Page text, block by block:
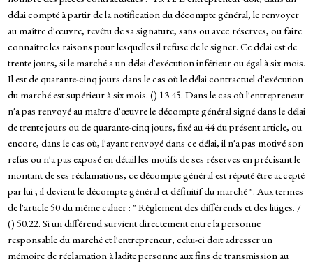
délai compté à partir de la notification du décompte général, le renvoyer
au maître d'œuvre, revêtu de sa signature, sans ou avec réserves, ou faire
connaître les raisons pour lesquelles il refuse de le signer. Ce délai est de
trente jours, si le marché a un délai d'exécution inférieur ou égal à six mois.
Il est de quarante-cinq jours dans le cas où le délai contractuel d'exécution
du marché est supérieur à six mois. () 13.45. Dans le cas où l'entrepreneur
n'a pas renvoyé au maître d'œuvre le décompte général signé dans le délai
de trente jours ou de quarante-cinq jours, fixé au 44 du présent article, ou
encore, dans le cas où, l'ayant renvoyé dans ce délai, il n'a pas motivé son
refus ou n'a pas exposé en détail les motifs de ses réserves en précisant le
montant de ses réclamations, ce décompte général est réputé être accepté
par lui ; il devient le décompte général et définitif du marché ". Aux termes
de l'article 50 du même cahier : " Règlement des différends et des litiges. /
() 50.22. Si un différend survient directement entre la personne
responsable du marché et l'entrepreneur, celui-ci doit adresser un
mémoire de réclamation à ladite personne aux fins de transmission au